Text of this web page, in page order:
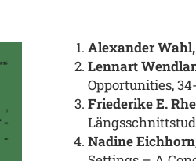
Alexander Wahl,
Lennart
Opportunities,
Friederike E.
Nadine Eichhorn